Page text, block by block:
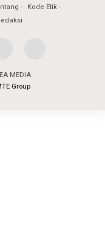
Kode Etik
MEDIA
Group